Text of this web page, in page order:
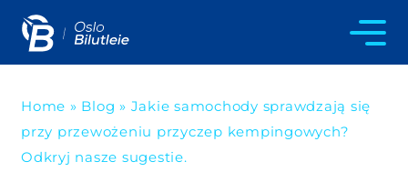
Home » Blog » Jakie samochody sprawdzają się
przy przewożeniu przyczep kempingowych?
Odkryj nasze sugestie.